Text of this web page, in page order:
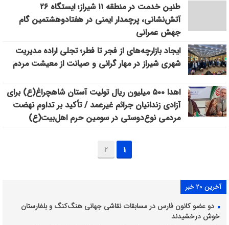
طنین خدمت در منطقه ۱۱ شیراز؛ ایستگاه ۲۶
آتش‌نشانی، پرچمدار ایمنی در هفتادوهشتمین گام
جهش عمرانی
ایجاد بازارچه‌های از فجر تا فطر؛ تجلی اراده مدیریت
شهری شیراز در مهار گرانی و صیانت از معیشت مردم
اهدا ۵۰۰ میلیون ریال تولیت آستان شاهچراغ(ع) برای
آزادی زندانیان جرائم غیرعمد / تأکید بر تداوم نهضت
مردمی نوع‌دوستی در سومین حرم اهل‌بیت(ع)
1
2
آخرین 20 خبر
دو عضو کانون فارس در مسابقات نقاشی جهانی هنگ‌کنگ و بلغارستان
خوش درخشیدند